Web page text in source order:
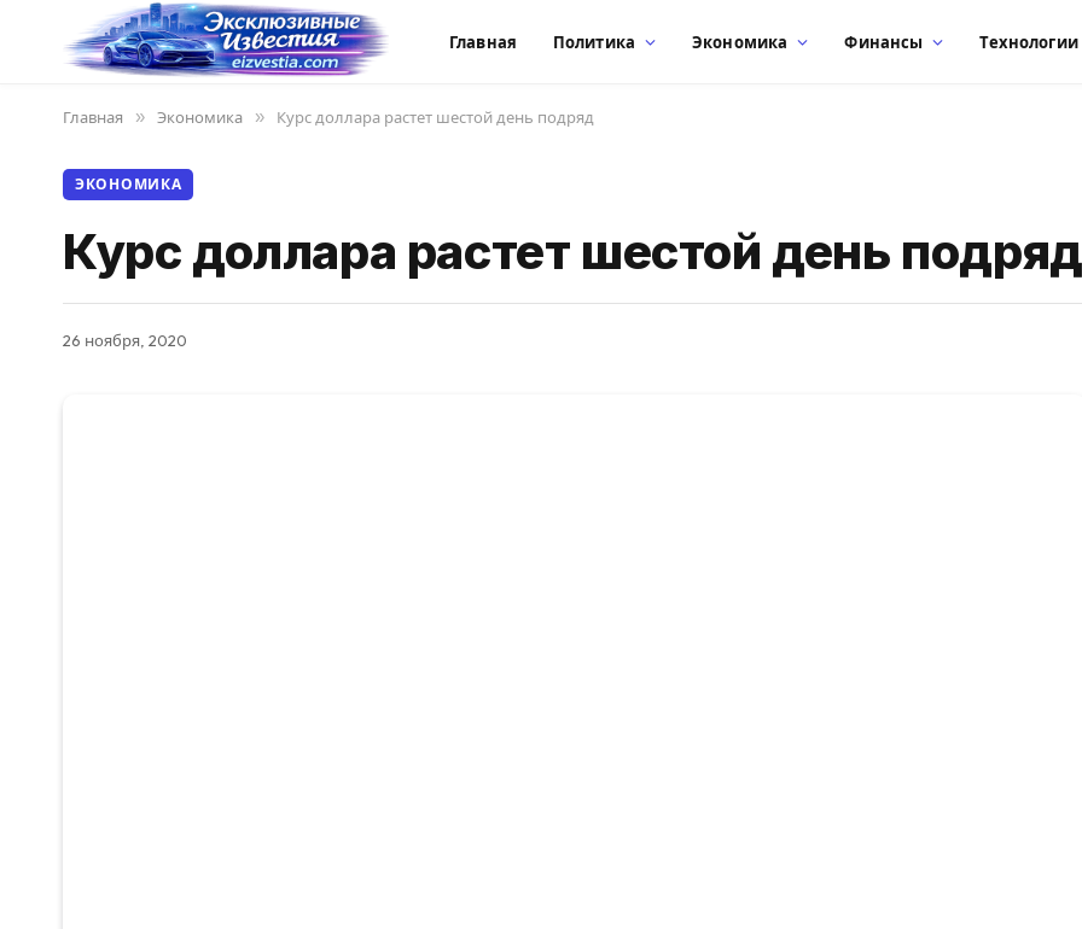
Главная Политика Экономика Финансы Технологии
Главная » Экономика » Курс доллара растет шестой день подряд
ЭКОНОМИКА
Курс доллара растет шестой день подряд
26 ноября, 2020